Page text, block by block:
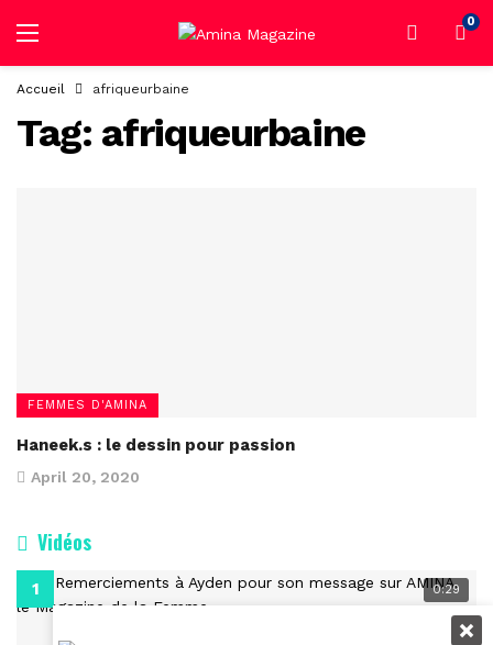
0
Accueil afriqueurbaine
Tag: afriqueurbaine
FEMMES D'AMINA
Haneek.s : le dessin pour passion
April 20, 2020
Vidéos
0:29